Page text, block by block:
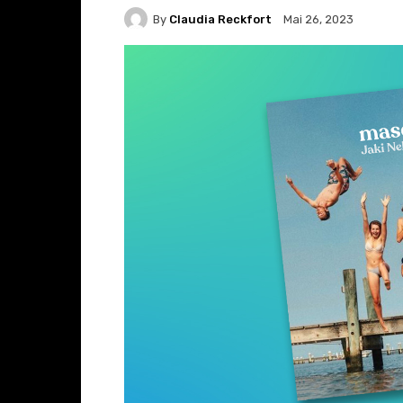
By Claudia Reckfort Mai 26, 2023